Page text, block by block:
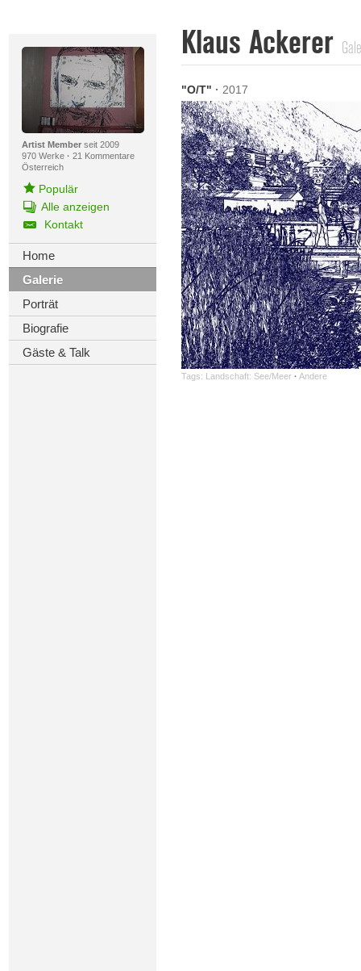
Artist Memberseit 2009
970 Werke · 21 Kommentare
Österreich
Populär
Alle anzeigen
Kontakt
Home
Galerie
Porträt
Biografie
Gäste & Talk
Klaus Ackerer
"O/T" · 2017
Tags: Landschaft: See/Meer · Andere